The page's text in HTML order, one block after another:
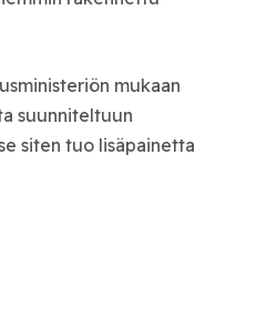
mukaan
suunniteltuun
siten tuo lisäpainetta